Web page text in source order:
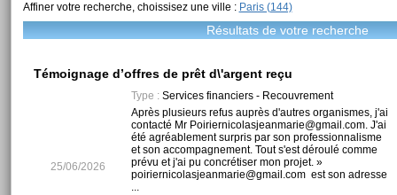
Affiner votre recherche, choissisez une ville : Paris (144)
Résultats de votre recherche
Témoignage d’offres de prêt d\'argent reçu
25/06/2026
Type :Services financiers - Recouvrement
Après plusieurs refus auprès d'autres organismes, j'ai
contacté Mr Poiriernicolasjeanmarie@gmail.com. J'ai
été agréablement surpris par son professionnalisme
et son accompagnement. Tout s'est déroulé comme
prévu et j'ai pu concrétiser mon projet. »
poiriernicolasjeanmarie@gmail.com est son adresse
...